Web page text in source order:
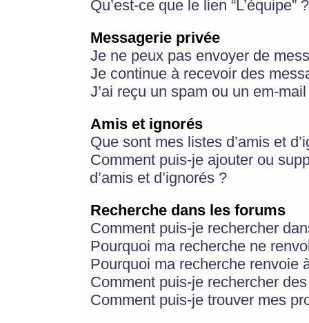
Qu’est-ce que le lien “L’équipe” ?
Messagerie privée
Je ne peux pas envoyer de
Je continue à recevoir des
J’ai reçu un spam ou un em-
Amis et ignorés
Que sont mes listes d’amis et
Comment puis-je ajouter ou
d’amis et d’ignorés ?
Recherche dans les forums
Comment puis-je rechercher
Pourquoi ma recherche ne
Pourquoi ma recherche renvoie
Comment puis-je rechercher
Comment puis-je trouver mes